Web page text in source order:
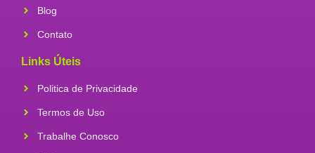
Blog
Contato
Links Úteis
Politica de Privacidade
Termos de Uso
Trabalhe Conosco